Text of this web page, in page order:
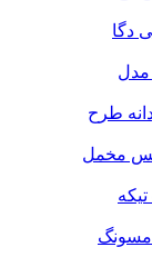
مخمل